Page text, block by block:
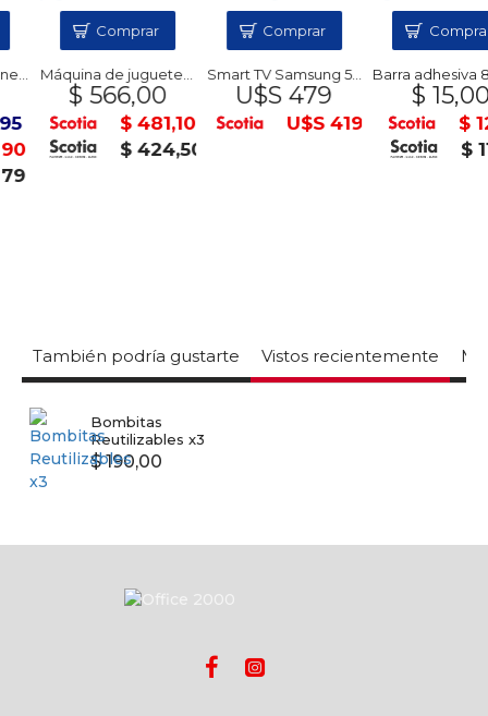
Máquina de juguete Fideos
$ 566,00
$ 481,10
$ 424,50
Comprar
Smart TV Samsung 50 4K
U$S 479
U$S 419
Comprar
$ 15,00
$
$
Comprar
También podría gustarte Vistos recientemente
Bombitas
Reutilizables x3
$ 190,00